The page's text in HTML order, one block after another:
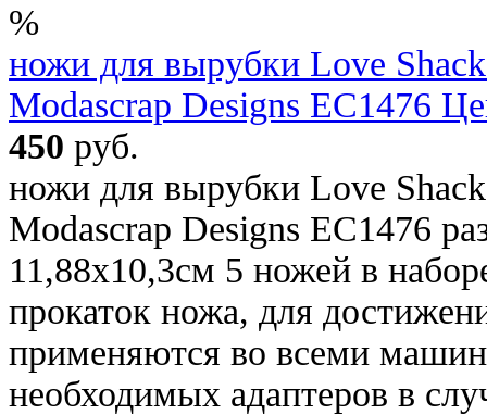
%
ножи для вырубки Love
Modascrap Designs EC1476
450 руб.
ножи для вырубки Love
Modascrap Designs EC1476
11,88х10,3см 5 ножей в
прокаток ножа, для
применяются во всеми
необходимых адаптеров в